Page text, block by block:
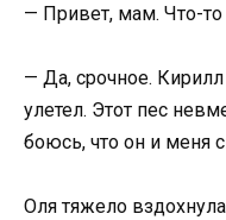
— Привет, мам. Что-
— Да, срочное.
улетел. Этот пес
боюсь, что он и меня
Оля тяжело